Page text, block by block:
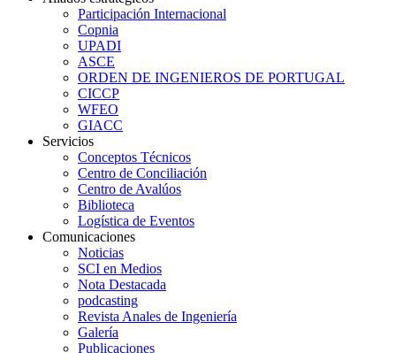
Participación Internacional
Copnia
UPADI
ASCE
ORDEN DE INGENIEROS DE PORTUGAL
CICCP
WFEO
GIACC
Servicios
Conceptos Técnicos
Centro de Conciliación
Centro de Avalúos
Biblioteca
Logística de Eventos
Comunicaciones
Noticias
SCI en Medios
Nota Destacada
podcasting
Revista Anales de Ingeniería
Galería
Publicaciones